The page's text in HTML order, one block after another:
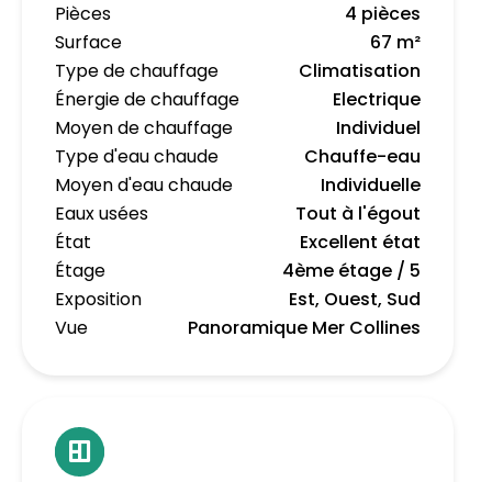
Pièces
4 pièces
Surface
67 m²
Type de chauffage
Climatisation
Énergie de chauffage
Electrique
Moyen de chauffage
Individuel
Type d'eau chaude
Chauffe-eau
Moyen d'eau chaude
Individuelle
Eaux usées
Tout à l'égout
État
Excellent état
Étage
4ème étage / 5
Exposition
Est, Ouest, Sud
Vue
Panoramique Mer Collines